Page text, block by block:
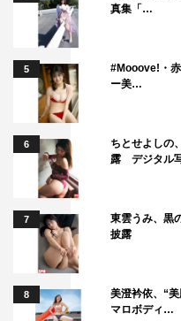
真集「…
5
#Mooove!・
ー美…
6
ちとせよしの
露 デジタル
7
東雲うみ、黒
披露
8
美澄衿依、“
マロボディ…